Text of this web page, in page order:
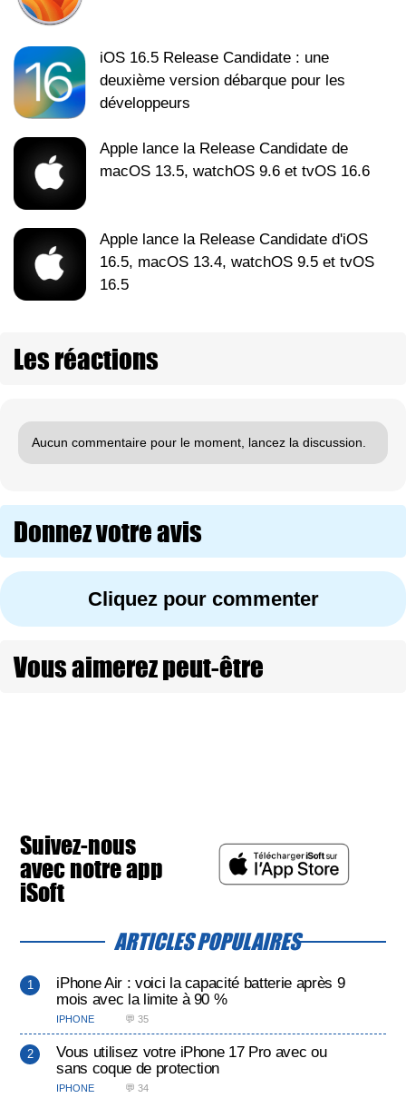
iOS 16.5 Release Candidate : une
deuxième version débarque pour les
développeurs
Apple lance la Release Candidate de
macOS 13.5, watchOS 9.6 et tvOS 16.6
Apple lance la Release Candidate d'iOS
16.5, macOS 13.4, watchOS 9.5 et tvOS
16.5
Les réactions
Aucun commentaire pour le moment, lancez la discussion.
Donnez votre avis
Cliquez pour commenter
Vous aimerez peut-être
Suivez-nous
avec notre app
iSoft
ARTICLES POPULAIRES
iPhone Air : voici la capacité batterie après 9
mois avec la limite à 90 %
IPHONE 💬 35
Vous utilisez votre iPhone 17 Pro avec ou
sans coque de protection
IPHONE 💬 34